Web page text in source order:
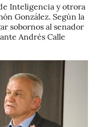
Inteligencia y otrora
González. Según la
sobornos al senador
Andrés Calle